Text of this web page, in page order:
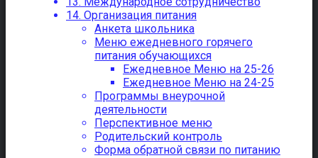
14. Организация питания
Анкета школьника
Меню ежедневного горячего
питания обучающихся
Ежедневное Меню на 25-26
Ежедневное Меню на 24-25
Программы внеурочной
деятельности
Перспективное меню
Родительский контроль
Форма обратной связи по питанию